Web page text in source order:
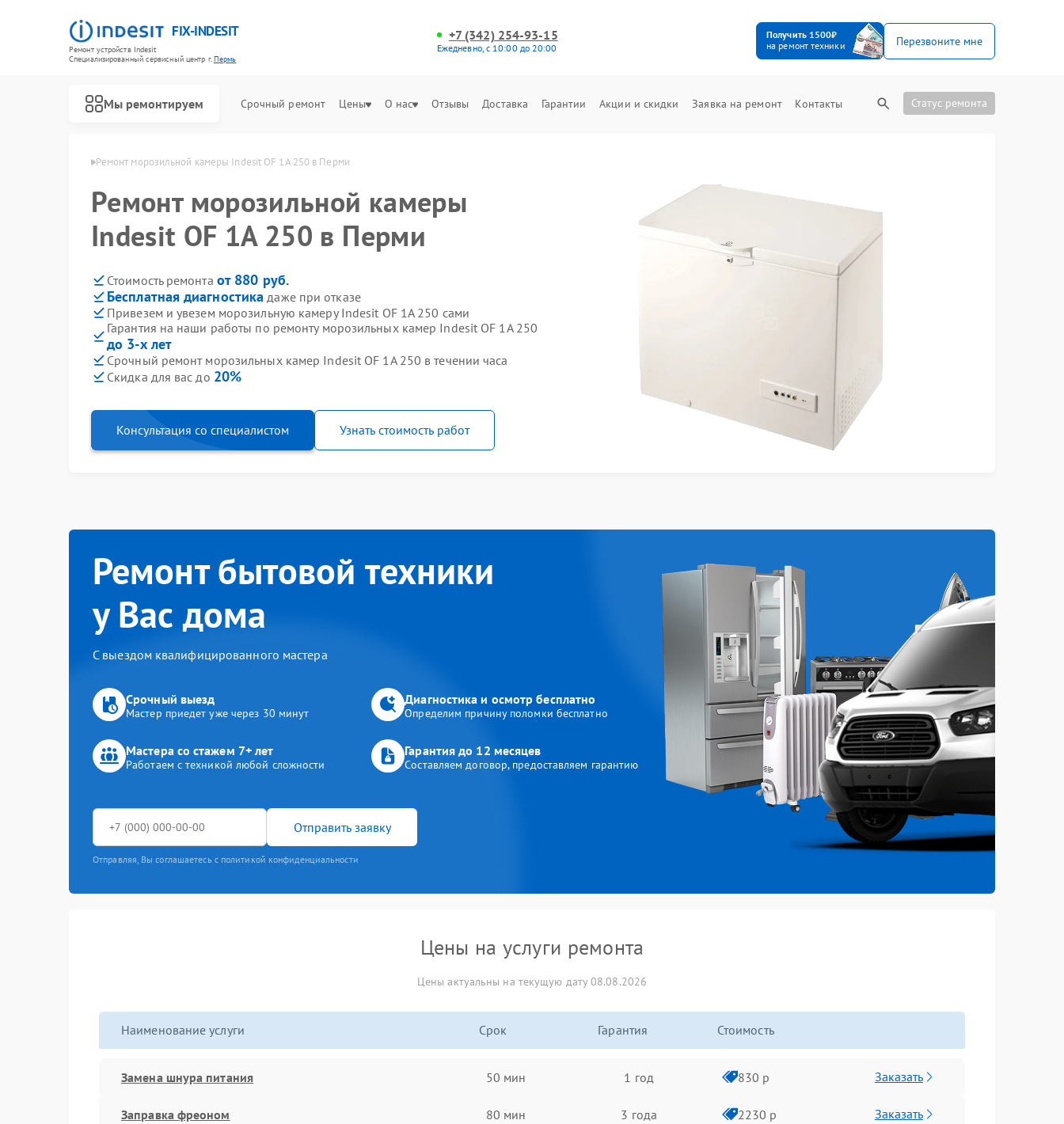
FIX-INDESIT
Ремонт устройств Indesit
Специализированный cервисный центр г.Пермь
+7 (342) 254-93-15
Ежедневно, с 10:00 до 20:00
Получить 1500₽
на ремонт техники
Перезвоните мне
Мы ремонтируем Срочный ремонт Цены О нас Отзывы Доставка Гарантии Акции и скидки Заявка на ремонт Контакты Статус ремонта
Ремонт морозильной камеры Indesit OF 1A 250 в Перми
Ремонт морозильной камеры
Indesit OF 1A 250 в Перми
Стоимость ремонта от 880 руб.
Бесплатная диагностика даже при отказе
Привезем и увезем морозильную камеру Indesit OF 1A 250 сами
Гарантия на наши работы по ремонту морозильных камер Indesit OF 1A 250
до 3-х лет
Срочный ремонт морозильных камер Indesit OF 1A 250 в течении часа
Скидка для вас до 20%
Консультация со специалистом Узнать стоимость работ
Ремонт бытовой техники
у Вас дома
С выездом квалифицированного мастера
Срочный выезд
Мастер приедет уже через 30 минут
Диагностика и осмотр бесплатно
Определим причину поломки бесплатно
Мастера со стажем 7+ лет
Работаем с техникой любой сложности
Гарантия до 12 месяцев
Составляем договор, предоставляем гарантию
Отправить заявку
Отправляя, Вы соглашаетесь с политикой конфиденциальности
Цены на услуги ремонта
Цены актуальны на текущую дату 08.08.2026
Наименование услуги Срок Гарантия Стоимость
Замена шнура питания 50 мин 1 год 830 р Заказать
Заправка фреоном 80 мин 3 года 2230 р Заказать